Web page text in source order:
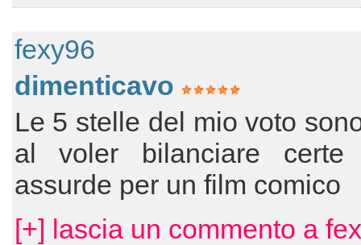
fexy96
dimenticavo
Le 5 stelle del mio voto
al voler bilanciare certe
assurde per un film comico
[+] lascia un commento a